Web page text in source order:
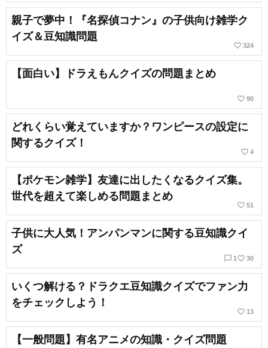
親子で夢中！『名探偵コナン』の子供向け雑学ク
イズ＆豆知識問題
favorite_border 324
【面白い】ドラえもんクイズの問題まとめ
favorite_border 90
どれくらい覚えていますか？ワンピースの設定に
関するクイズ！
favorite_border 4
【ポケモン雑学】友達に出したくなるクイズ集。
世代を超えて楽しめる問題まとめ
favorite_border 51
子供に大人気！アンパンマンに関する豆知識クイ
ズ
chat_bubble_outline 1 favorite_border 30
いくつ解ける？ドラクエ豆知識クイズでファン力
をチェックしよう！
favorite_border 13
【一般問題】有名アニメの知識・クイズ問題